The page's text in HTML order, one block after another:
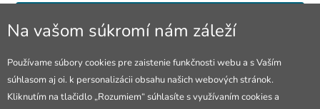
info@4lol.cz
Predajňa v Ostrave
Na vašom súkromí nám záleží
Používame súbory cookies pre zaistenie funkčnosti webu a s Vaším
súhlasom aj oi. k personalizácii obsahu našich webových stránok.
Kliknutím na tlačidlo „Rozumiem“ súhlasíte s využívaním cookies a